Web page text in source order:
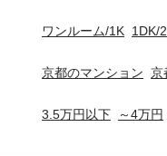
ワンルーム/1K 1DK/
京都のマンション 京
3.5万円以下 ～4万円